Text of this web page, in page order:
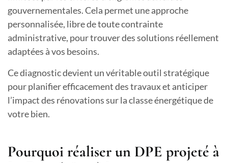
gouvernementales. Cela permet une approche
personnalisée, libre de toute contrainte
administrative, pour trouver des solutions réellement
adaptées à vos besoins.
Ce diagnostic devient un véritable outil stratégique
pour planifier efficacement des travaux et anticiper
l’impact des rénovations sur la classe énergétique de
votre bien.
Pourquoi réaliser un DPE projeté à